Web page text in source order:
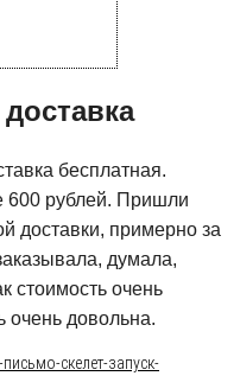
бесплатная.
рублей. Пришли
доставки, примерно за
думала,
стоимость очень
очень довольна.